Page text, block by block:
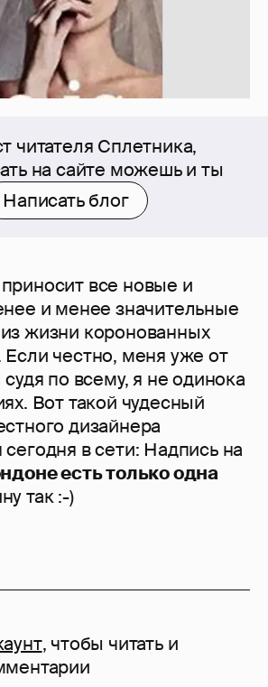
читателя Сплетника,
на сайте можешь и ты
Написать блог
все новые и
и менее значительные
жизни коронованных
честно, меня уже от
по всему, я не одинока
Вот такой чудесный
дизайнера
в сети: Надпись на
есть только одна
так :-)
, чтобы читать и